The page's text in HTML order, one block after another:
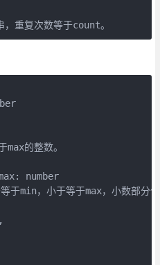
重复次数等于count。
max的整数。
number
于min，小于等于max，小数部